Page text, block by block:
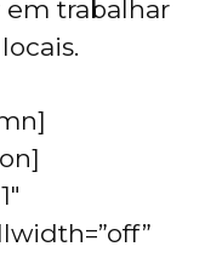
em trabalhar